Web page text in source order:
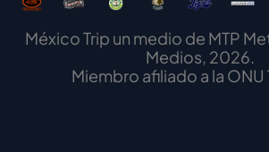
México Trip un medio de MTP
Medios, 2026.
Miembro afiliado a la ONU